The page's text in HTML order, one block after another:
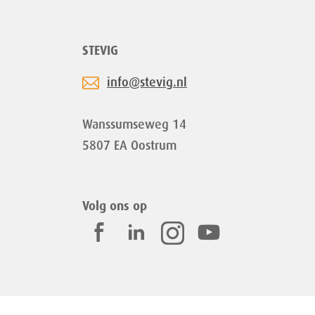
STEVIG
info@stevig.nl
Wanssumseweg 14
5807 EA Oostrum
Volg ons op